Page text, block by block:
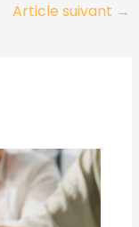
Article suivant →